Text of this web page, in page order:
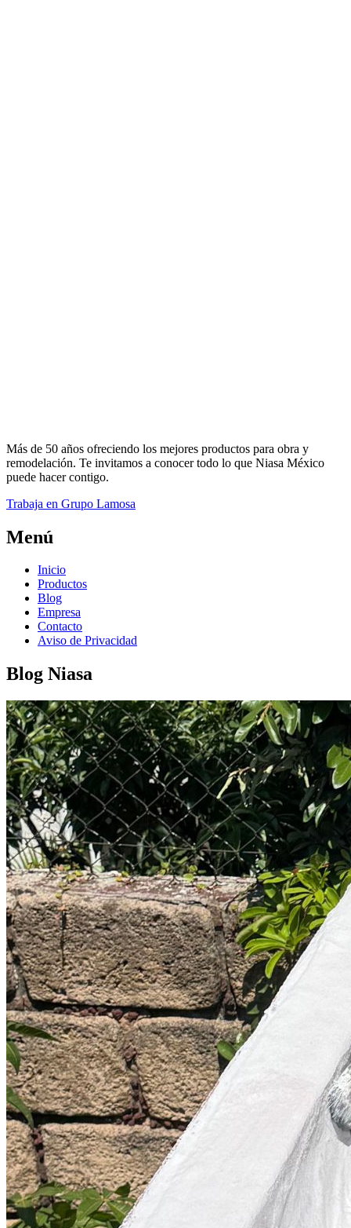
Más de 50 años ofreciendo los mejores productos para obra y
remodelación. Te invitamos a conocer todo lo que Niasa México
puede hacer contigo.
Trabaja en Grupo Lamosa
Menú
Inicio
Productos
Blog
Empresa
Contacto
Aviso de Privacidad
Blog Niasa